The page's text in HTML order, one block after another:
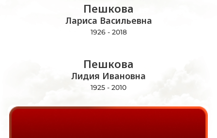
Пешкова
Лариса Васильевна
1926 - 2018
Пешкова
Лидия Ивановна
1925 - 2010